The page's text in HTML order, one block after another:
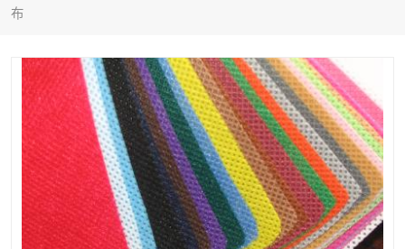
布
膏药水刺无纺布 湿巾
棉柔巾水刺无纺布 印花压花复合布
水刺无纺布 地拖布
懒人抹布 清洁抹布